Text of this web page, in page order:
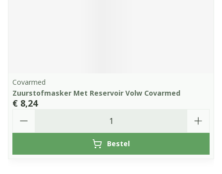
Covarmed
Zuurstofmasker Met Reservoir Volw Covarmed
€ 8,24
Bestel